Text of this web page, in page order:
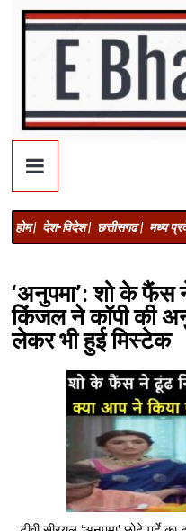
होम | देश-विदेश | छत्तीसगढ | मध्य
‘अनुपमा’: शो के फैंस
किंजल ने कॉपी की
लेकर भी हुई मिस्टेक